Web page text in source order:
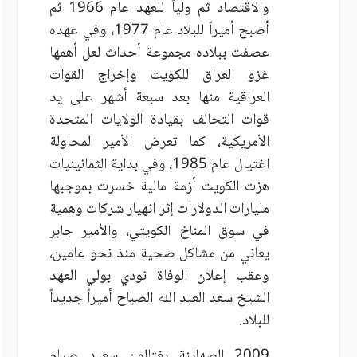
والاقتصاد ثم ولياً للعهد عام 1966 ثم
أصبح أميراً للبلاد عام 1977، وفي عهده
عصفت ببلاده مجموعة أحداث لعل أهمها
غزو العراق للكويت وإخراج القوات
العراقية منها بعد سبعة أشهر على يد
قوات التحالف بقيادة الولايات المتحدة
الأمريكية، كما تعرض الأمير لمحاولة
اغتيال عام 1985، وفي بداية الثمانينيات
هزت الكويت أزمة مالية خسرت بموجبها
مليارات الدولارات إثر انهيار شركات وهمية
في سوق المناخ الكويتي، والأمير جابر
يعاني من مشاكل صحية منذ نحو عامين،
وعقب إعلان الوفاة نودي بولي العهد
الشيخ سعد العبد الله الصباح أميراً جديداً
للبلاد.